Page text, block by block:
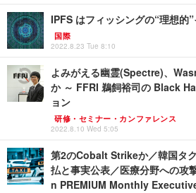
IPFS はフィッシングの“理想的
国際
2022.8.23 Tue 8:10
よみがえる幽霊(Spectre)、
か ～ FFRI 鵜飼裕司の Black
ョン
研修・セミナー・カンファレンス
2022.8.10 Wed 5:05
第2のCobalt Strikeか／韓国タ
払と事実公表／医療分野への攻
n PREMIUM Monthly